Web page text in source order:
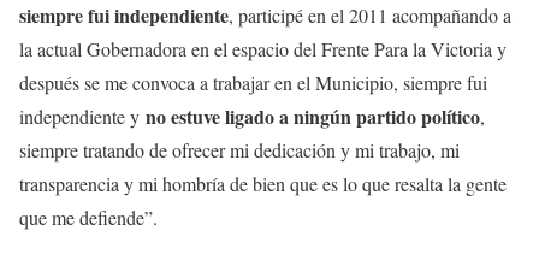
siempre fui independiente, participé en el 2011 acompañando a
la actual Gobernadora en el espacio del Frente Para la Victoria y
después se me convoca a trabajar en el Municipio, siempre fui
independiente y no estuve ligado a ningún partido político,
siempre tratando de ofrecer mi dedicación y mi trabajo, mi
transparencia y mi hombría de bien que es lo que resalta la gente
que me defiende”.